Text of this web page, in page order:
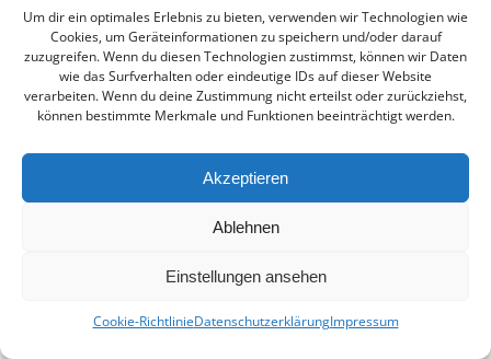
Um dir ein optimales Erlebnis zu bieten, verwenden wir Technologien wie
Cookies, um Geräteinformationen zu speichern und/oder darauf
zuzugreifen. Wenn du diesen Technologien zustimmst, können wir Daten
wie das Surfverhalten oder eindeutige IDs auf dieser Website
verarbeiten. Wenn du deine Zustimmung nicht erteilst oder zurückziehst,
können bestimmte Merkmale und Funktionen beeinträchtigt werden.
Akzeptieren
Ablehnen
Einstellungen ansehen
Cookie-RichtlinieDatenschutzerklärungImpressum